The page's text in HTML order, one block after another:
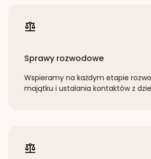
Sprawy rozwodowe
Wspieramy na każdym etapie
majątku i ustalania kontaktów z